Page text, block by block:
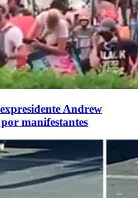
Andrew
manifestantes